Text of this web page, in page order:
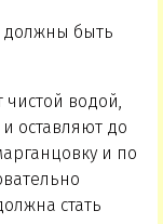
должны быть
чистой водой,
и оставляют до
и по
стать